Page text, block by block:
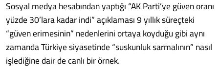
Sosyal medya hesabından yaptığı “AK Parti’ye güven oranı
yüzde 30’lara kadar indi” açıklaması 9 yıllık süreçteki
“güven erimesinin” nedenlerini ortaya koyduğu gibi aynı
zamanda Türkiye siyasetinde “suskunluk sarmalının” nasıl
işlediğine dair de canlı bir örnek.